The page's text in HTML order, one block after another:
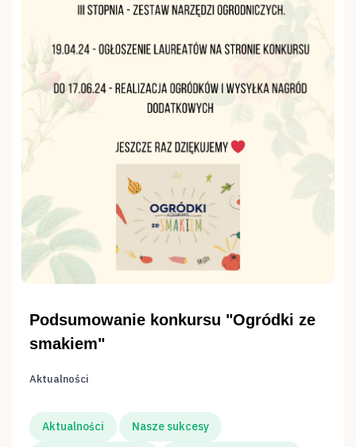
Podsumowanie konkursu "Ogródki ze
smakiem"
Aktualności
Aktualności Nasze sukcesy